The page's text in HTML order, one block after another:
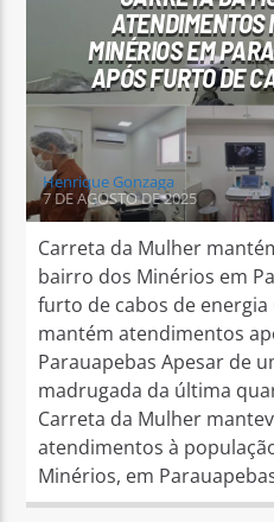
Arara Azul FM
ATENDIMENTOS
MINÉRIOS EM
APÓS FURTO DE
Henrique Gonzaga
7 DE AGOSTO DE 2025
Carreta da Mulher
bairro dos Minérios em
furto de cabos de
mantém atendimentos
Parauapebas Apesar de
madrugada da última
Carreta da Mulher
atendimentos à
Minérios, em